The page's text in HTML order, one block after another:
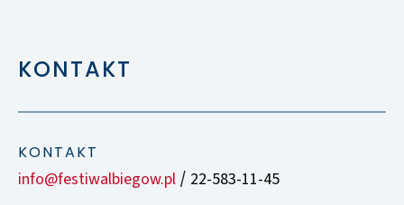
KONTAKT
KONTAKT
info@festiwalbiegow.pl / 22-583-11-45